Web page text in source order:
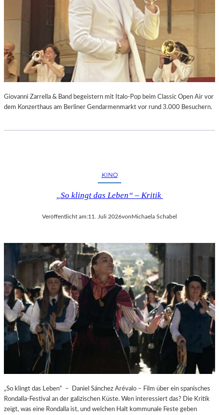
Giovanni Zarrella & Band begeistern mit Italo-Pop beim Classic Open Air vor
dem Konzerthaus am Berliner Gendarmenmarkt vor rund 3.000 Besuchern.
KINO
„So klingt das Leben“ – Kritik
Veröffentlicht am:11. Juli 2026vonMichaela Schabel
„So klingt das Leben“ – Daniel Sánchez Arévalo – Film über ein spanisches
Rondalla-Festival an der galizischen Küste. Wen interessiert das? Die Kritik
zeigt, was eine Rondalla ist, und welchen Halt kommunale Feste geben